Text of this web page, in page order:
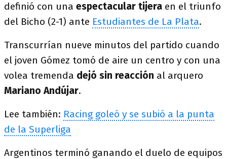
definió con una espectacular tijera en el triunfo
del Bicho (2-1) ante Estudiantes de La Plata.
Transcurrían nueve minutos del partido cuando
el joven Gómez tomó de aire un centro y con una
volea tremenda dejó sin reacción al arquero
Mariano Andújar.
Lee también: Racing goleó y se subió a la punta
de la Superliga
Argentinos terminó ganando el duelo de equipos